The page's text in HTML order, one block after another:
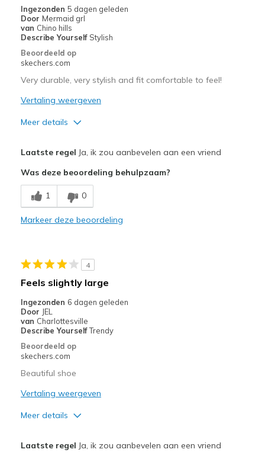
migratiegeschiedenis
van
de
Ingezonden 5 dagen geleden
Door Mermaid grl
van Chino hills
Describe Yourself Stylish
Beoordeeld op
skechers.com
Very durable, very stylish and fit comfortable to feel!
Vertaling weergeven
Meer details
Beste toepassingen
Casual Wear
View On Shoes
I'm Into Shoes
Laatste regel Ja, ik zou aanbevelen aan een vriend
Was deze beoordeling behulpzaam?
1 0
Markeer deze beoordeling
4
Feels slightly large
Ingezonden 6 dagen geleden
Door JEL
van Charlottesville
Describe YourselfTrendy
Beoordeeld op
skechers.com
Beautiful shoe
Vertaling weergeven
Meer details
Laatste regel Ja, ik zou aanbevelen aan een vriend